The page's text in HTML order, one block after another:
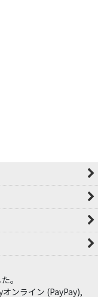
。
ンライン (PayPay),